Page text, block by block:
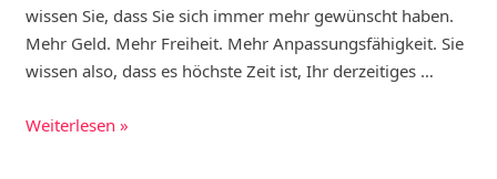
wissen Sie, dass Sie sich immer mehr gewünscht haben.
Mehr Geld. Mehr Freiheit. Mehr Anpassungsfähigkeit. Sie
wissen also, dass es höchste Zeit ist, Ihr derzeitiges …
Jetzt
Weiterlesen »